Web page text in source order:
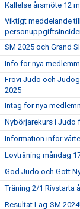
Kallelse årsmöte 12
Viktigt meddelande
SM 2025 och Grand
Info för nya
Frövi Judo och
2025
Intag för nya
Nybörjarekurs i Judo
Information inför
Lovträning måndag
God Judo och Gott
Träning 2/1 Rivstarta
Resultat Lag-SM